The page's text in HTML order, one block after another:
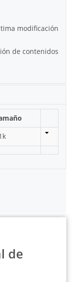
modificación
de contenidos
de